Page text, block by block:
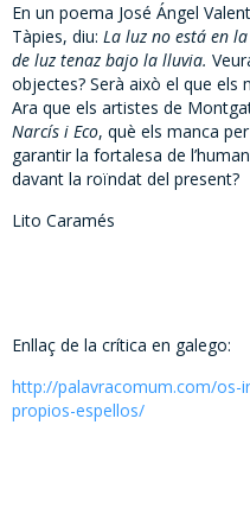
En un poema José Ángel
Tàpies, diu: La luz no está en
de luz tenaz bajo la lluvia.
objectes? Serà això el que els
Ara que els artistes de
Narcís i Eco, què els manca
garantir la fortalesa de
davant la roïndat del present?
Lito Caramés
Enllaç de la crítica en galego:
http://palavracomum.com/os-
propios-espellos/